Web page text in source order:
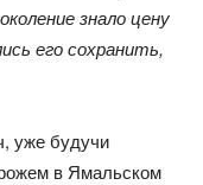
знало цену
его сохранить,
уже будучи
в Ямальском